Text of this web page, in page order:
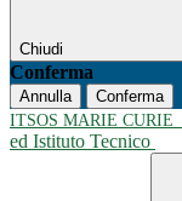
Chiudi
Conferma
Annulla
Conferma
ITSOS MARIE CURIE
ed Istituto Tecnico